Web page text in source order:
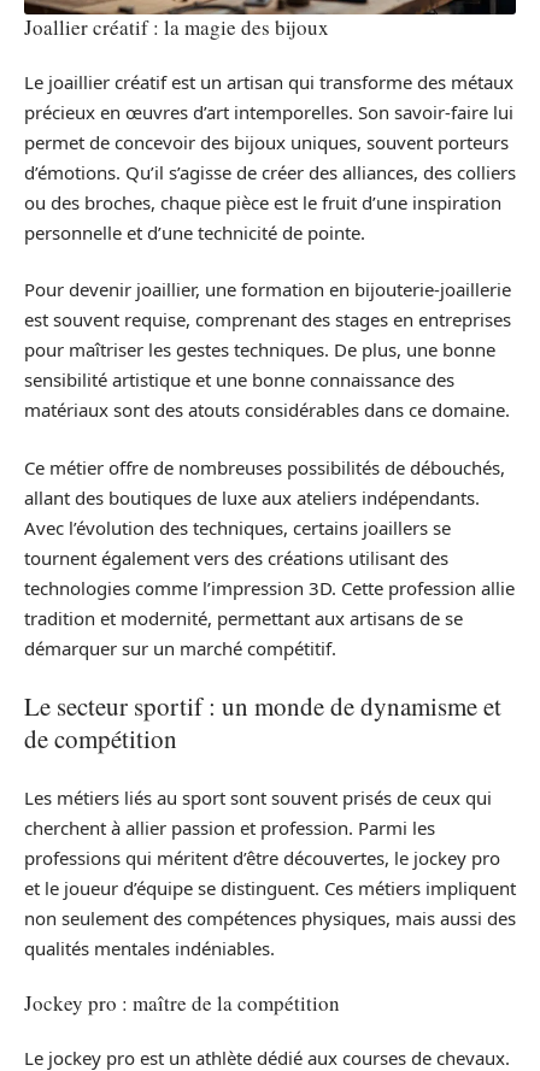
Joallier créatif : la magie des bijoux
Le joaillier créatif est un artisan qui transforme des métaux
précieux en œuvres d’art intemporelles. Son savoir-faire lui
permet de concevoir des bijoux uniques, souvent porteurs
d’émotions. Qu’il s’agisse de créer des alliances, des colliers
ou des broches, chaque pièce est le fruit d’une inspiration
personnelle et d’une technicité de pointe.
Pour devenir joaillier, une formation en bijouterie-joaillerie
est souvent requise, comprenant des stages en entreprises
pour maîtriser les gestes techniques. De plus, une bonne
sensibilité artistique et une bonne connaissance des
matériaux sont des atouts considérables dans ce domaine.
Ce métier offre de nombreuses possibilités de débouchés,
allant des boutiques de luxe aux ateliers indépendants.
Avec l’évolution des techniques, certains joaillers se
tournent également vers des créations utilisant des
technologies comme l’impression 3D. Cette profession allie
tradition et modernité, permettant aux artisans de se
démarquer sur un marché compétitif.
Le secteur sportif : un monde de dynamisme et
de compétition
Les métiers liés au sport sont souvent prisés de ceux qui
cherchent à allier passion et profession. Parmi les
professions qui méritent d’être découvertes, le jockey pro
et le joueur d’équipe se distinguent. Ces métiers impliquent
non seulement des compétences physiques, mais aussi des
qualités mentales indéniables.
Jockey pro : maître de la compétition
Le jockey pro est un athlète dédié aux courses de chevaux.